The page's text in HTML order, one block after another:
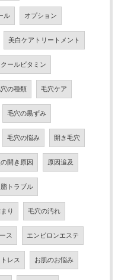
ル オプション
美白ケアトリートメント
クールビタミン
の種類 毛穴ケア
毛穴の黒ずみ
毛穴の悩み 開き毛穴
開き原因 原因追及
脂トラブル
り 毛穴の汚れ
ス エンビロンエステ
レス お肌のお悩み